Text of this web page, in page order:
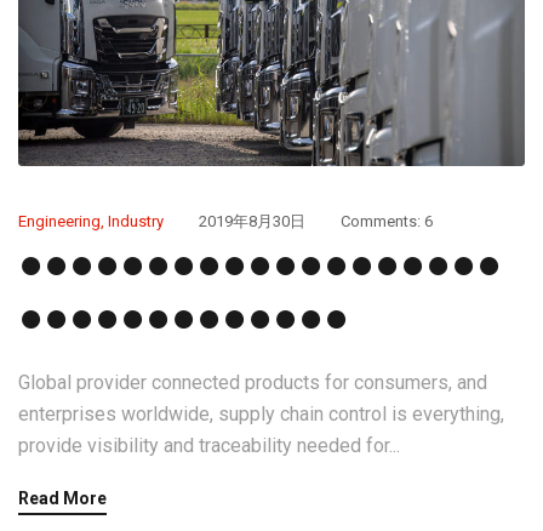
Engineering Industry 2019年8月30日 Comments: 6
●●●●●●●●●●●●●●●●●●●
●●●●●●●●●●●●●
Global provider connected products for consumers, and
enterprises worldwide, supply chain control is everything,
provide visibility and traceability needed for...
Read More